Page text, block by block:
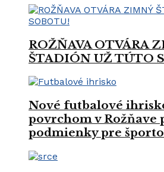
ROŽŇAVA OTVÁRA
ŠTADIÓN UŽ TÚTO
Nové futbalové
povrchom v Rožňave
podmienky pre